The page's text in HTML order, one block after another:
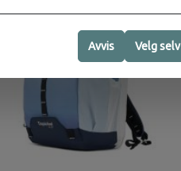
Avvis Velg selv